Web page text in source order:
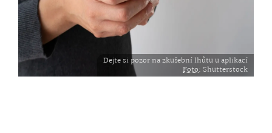
Dejte si pozor na zkušební lhůtu u aplikací
Foto: Shutterstock